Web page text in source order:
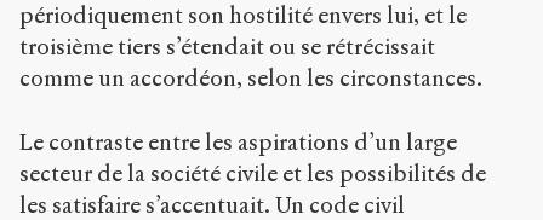
périodiquement son hostilité envers lui, et le
troisième tiers s’étendait ou se rétrécissait
comme un accordéon, selon les circonstances.
Le contraste entre les aspirations d’un large
secteur de la société civile et les possibilités de
les satisfaire s’accentuait. Un code civil